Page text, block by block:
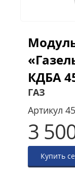
КДБА
ГАЗ
Артикул
3
Купить